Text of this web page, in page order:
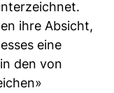
ihre Absicht,
eine
den von